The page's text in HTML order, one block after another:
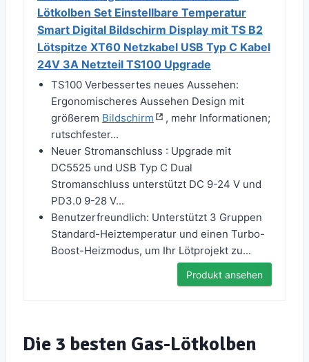
Lötkolben Set Einstellbare Temperatur
Smart Digital Bildschirm Display mit TS B2
Lötspitze XT60 Netzkabel USB Typ C Kabel
24V 3A Netzteil TS100 Upgrade
TS100 Verbessertes neues Aussehen:
Ergonomischeres Aussehen Design mit
größerem Bildschirm
, mehr Informationen;
rutschfester...
Neuer Stromanschluss : Upgrade mit
DC5525 und USB Typ C Dual
Stromanschluss unterstützt DC 9-24 V und
PD3.0 9-28 V...
Benutzerfreundlich: Unterstützt 3 Gruppen
Standard-Heiztemperatur und einen Turbo-
Boost-Heizmodus, um Ihr Lötprojekt zu...
Produkt ansehen
Die 3 besten Gas-Lötkolben